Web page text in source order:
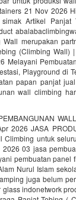
21 Nov 2026
Artikel
merupakan
(Climbing
Melayani
Playground di
papan panjat
wall climbing
2026 JASA
Climbing untuk
03 jasa
pembuatan
Nurul Islam
juga belum
indonetwork